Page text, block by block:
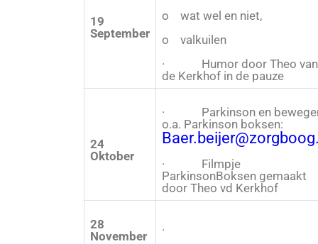
19
September
o wat wel en niet,
o valkuilen
· Humor door Theo van
de Kerkhof in de pauze
24
Oktober
· Parkinson en
o.a. Parkinson boksen:
· Filmpje
ParkinsonBoksen gemaakt
door Theo vd Kerkhof
28
November
·